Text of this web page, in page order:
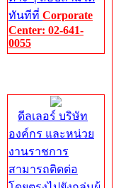
ทันทีที่ Corporate
Center: 02-641-
0055
ดีลเลอร์ บริษัท
องค์กร และหน่วย
งานราชการ
สามารถติดต่อ